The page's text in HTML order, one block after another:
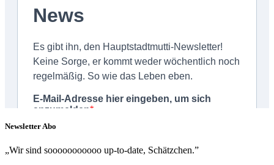
Newsletter Abo
„Wir sind sooooooooooo up-to-date, Schätzchen.”